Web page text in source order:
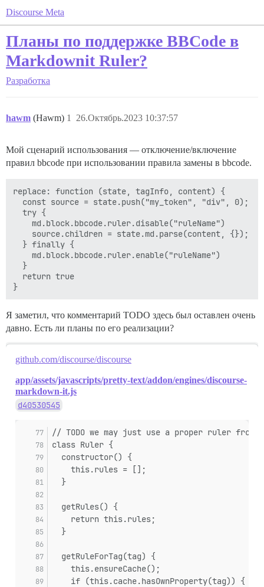
Discourse Meta
Планы по поддержке BBCode в
Markdownit Ruler?
Разработка
hawm (Hawm) 26.Октябрь.2023 10:37:57
1
Мой сценарий использования — отключение/включение
правил bbcode при использовании правила замены в bbcode.
replace: function (state, tagInfo, content) {
  const source = state.push("my_token", "div", 0);
  try {
    md.block.bbcode.ruler.disable("ruleName")
    source.children = state.md.parse(content, {});
  } finally {
    md.block.bbcode.ruler.enable("ruleName")
  }
  return true
Я заметил, что комментарий TODO здесь был оставлен очень
давно. Есть ли планы по его реализации?
github.com/discourse/discourse
app/assets/javascripts/pretty-text/addon/engines/discourse-
markdown-it.js
d40530545
// TODO we may just use a proper ruler
class Ruler {
  constructor() {
    this.rules = [];
  }
  getRules() {
    return this.rules;
  }
  getRuleForTag(tag) {
    this.ensureCache();
    if (this.cache.hasOwnProperty(tag)) {